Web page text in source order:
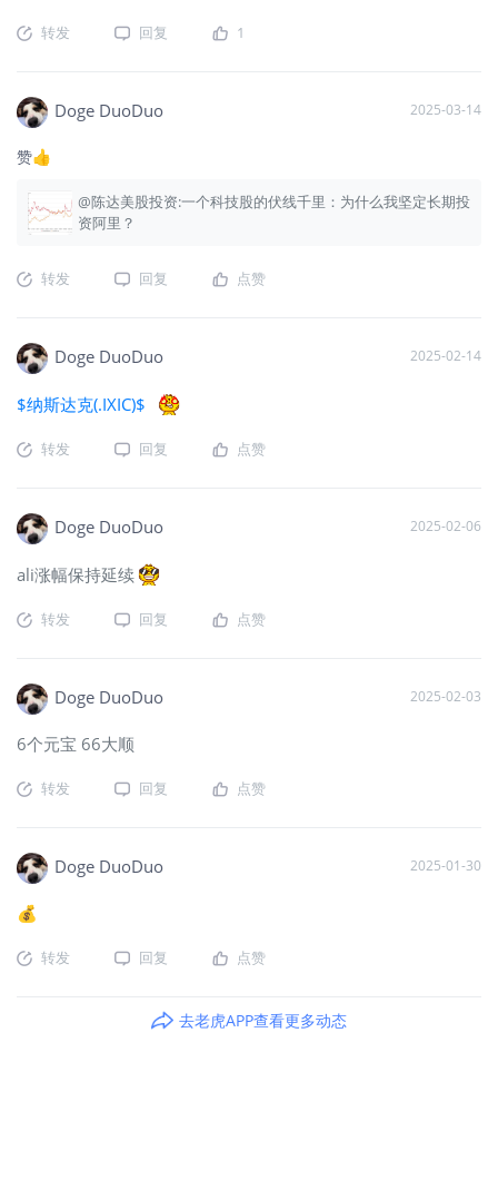
转发 回复 1
Doge DuoDuo 2025-03-14
赞👍
@陈达美股投资:一个科技股的伏线千里：为什么我坚定长期投
资阿里？
转发 回复 点赞
Doge DuoDuo 2025-02-14
$纳斯达克(.IXIC)$
转发 回复 点赞
Doge DuoDuo 2025-02-06
ali涨幅保持延续
转发 回复 点赞
Doge DuoDuo 2025-02-03
6个元宝 66大顺
转发 回复 点赞
Doge DuoDuo 2025-01-30
💰
转发 回复 点赞
去老虎APP查看更多动态